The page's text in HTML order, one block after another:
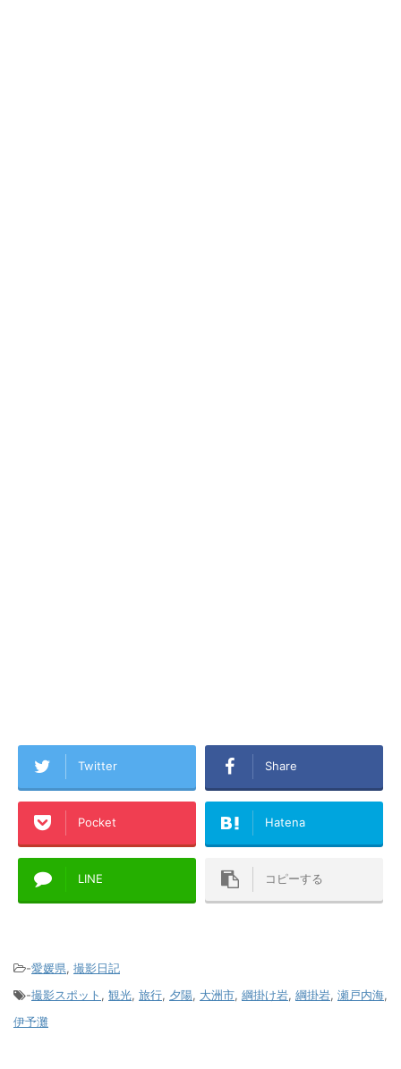
Twitter Share
Pocket Hatena
LINE コピーする
-愛媛県, 撮影日記
-撮影スポット , 観光, 旅行, 夕陽, 大洲市, 綱掛け岩, 綱掛岩, 瀬戸内海,
伊予灘